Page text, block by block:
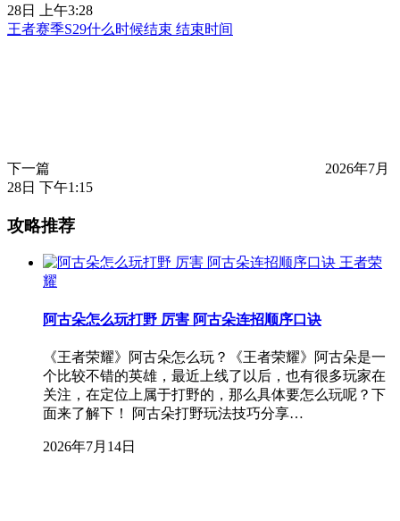
28日 上午3:28
王者赛季S29什么时候结束 结束时间
下一篇
2026年7月
28日 下午1:15
攻略推荐
王者荣
耀
阿古朵怎么玩打野 厉害 阿古朵连招顺序口诀
《王者荣耀》阿古朵怎么玩？《王者荣耀》阿古朵是一
个比较不错的英雄，最近上线了以后，也有很多玩家在
关注，在定位上属于打野的，那么具体要怎么玩呢？下
面来了解下！ 阿古朵打野玩法技巧分享…
2026年7月14日